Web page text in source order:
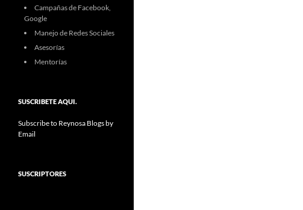
Campañas de Facebook,
Google
Manejo de Redes Sociales
Asesorías
Mentorías
SUSCRIBETE AQUI.
Subscribe to Reynosa Blogs by
Email
SUSCRIPTORES